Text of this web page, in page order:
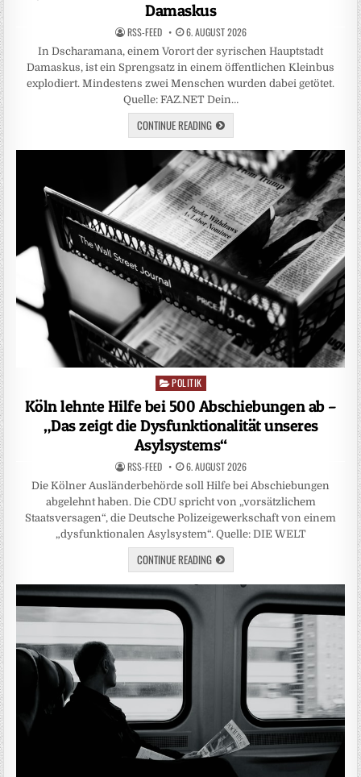
Damaskus
RSS-FEED 6. AUGUST 2026
In Dscharamana, einem Vorort der syrischen Hauptstadt
Damaskus, ist ein Sprengsatz in einem öffentlichen Kleinbus
explodiert. Mindestens zwei Menschen wurden dabei getötet.
Quelle: FAZ.NET Dein…
CONTINUE READING
Posted
in
POLITIK
Köln lehnte Hilfe bei 500 Abschiebungen ab –
„Das zeigt die Dysfunktionalität unseres
Asylsystems“
RSS-FEED 6. AUGUST 2026
Die Kölner Ausländerbehörde soll Hilfe bei Abschiebungen
abgelehnt haben. Die CDU spricht von „vorsätzlichem
Staatsversagen“, die Deutsche Polizeigewerkschaft von einem
„dysfunktionalen Asylsystem“. Quelle: DIE WELT
CONTINUE READING